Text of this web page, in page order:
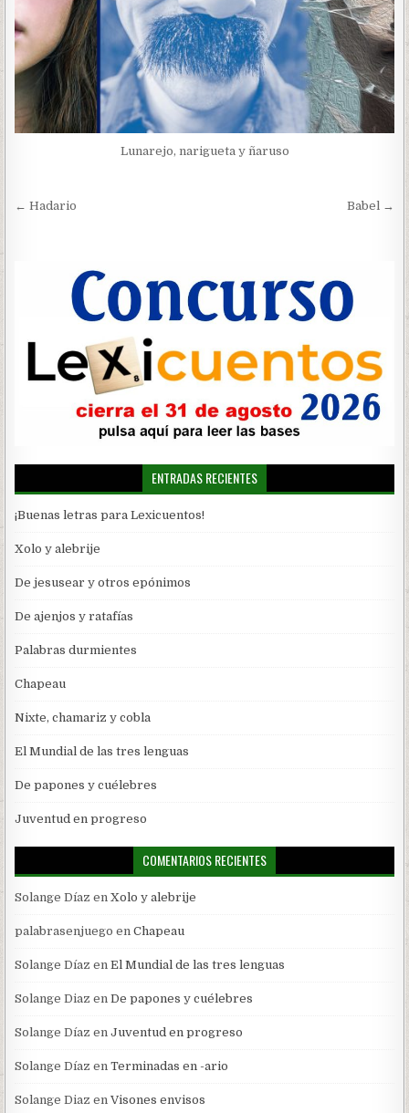
Lunarejo, narigueta y ñaruso
Navegación
← Hadario Babel →
ENTRADAS RECIENTES
¡Buenas letras para Lexicuentos!
Xolo y alebrije
De jesusear y otros epónimos
De ajenjos y ratafías
Palabras durmientes
Chapeau
Nixte, chamariz y cobla
El Mundial de las tres lenguas
De papones y cuélebres
Juventud en progreso
COMENTARIOS RECIENTES
Solange Díaz enXolo y alebrije
palabrasenjuego enChapeau
Solange Díaz enEl Mundial de las tres lenguas
Solange Diaz enDe papones y cuélebres
Solange Díaz enJuventud en progreso
Solange Díaz enTerminadas en -ario
Solange Diaz enVisones envisos